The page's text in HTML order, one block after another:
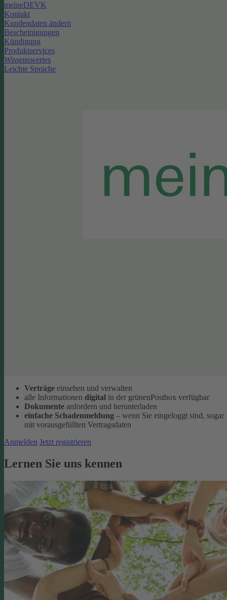
meineDEVK
Kontakt
Kundendaten ändern
Bescheinigungen
Kündigung
Produktservices
Wissenswertes
Leichte Sprache
Verträge einsehen und verwalten
alle Informationen digital in der grünenPostbox verfügbar
Dokumente anfordern und herunterladen
einfache Schadenmeldung – wenn Sie eingeloggt sind, sogar
mit vorausgefüllten Vertragsdaten
Anmelden Jetzt registrieren
Lernen Sie uns kennen